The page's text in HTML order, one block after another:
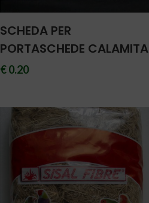
SCHEDA PER
PORTASCHEDE CALAMITA
€ 0.20